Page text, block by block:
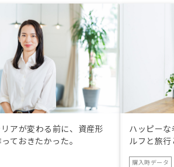
アが変わる前に、資産形
ておきたかった。
ハッピー
ルフと旅
購入時データ